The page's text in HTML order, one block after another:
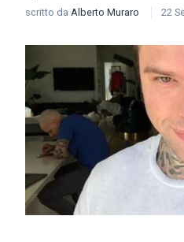
scritto da Alberto Muraro 22